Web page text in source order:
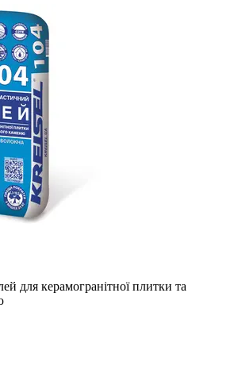
для керамогранітної плитки та